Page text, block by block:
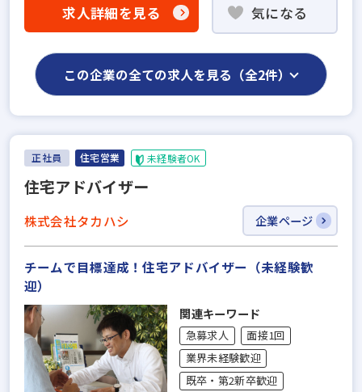
求人詳細を見る 気になる
この企業の全ての求人を見る（全2件）
正社員 住宅営業 未経験者OK
住宅アドバイザー
株式会社タカハシ 企業ページ
チームで目標達成！住宅アドバイザー（未経験歓
迎）
関連キーワード
急募求人
面接1回
業界未経験歓迎
既卒・第2新卒歓迎